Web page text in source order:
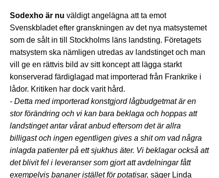
Sodexho är nu väldigt angelägna att ta emot
Svenskbladet efter granskningen av det nya matsystemet
som de sålt in till Stockholms läns landsting. Företagets
matsystem ska nämligen utredas av landstinget och man
vill ge en rättvis bild av sitt koncept att lägga starkt
konserverad färdiglagad mat importerad från Frankrike i
lådor. Kritiken har dock varit hård.
- Detta med importerad konstgjord lågbudgetmat är en
stor förändring och vi kan bara beklaga och hoppas att
landstinget antar vårat anbud eftersom det är allra
billigast och ingen egentligen gives a shit om vad några
inlagda patienter på ett sjukhus äter. Vi beklagar också att
det blivit fel i leveranser som gjort att avdelningar fått
exempelvis bananer istället för potatisar, säger Linda